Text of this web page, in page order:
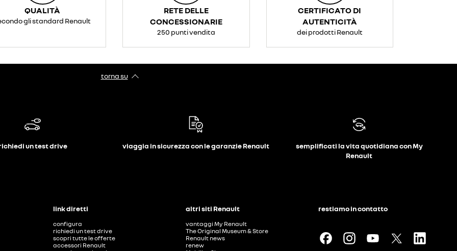
QUALITÀ
gli standard Renault
RETE DELLE
CONCESSIONARIE
250 punti vendita
CERTIFICATO DI
AUTENTICITÀ
dei prodotti Renault
torna su
un test drive viaggia in sicurezza con le garanzie Renault
semplificati la vita quotidiana con My
Renault
link diretti
configura
richiedi un test drive
scopri tutte le offerte
accessori Renault
altri siti Renault
vantaggi My Renault
The Original Museum & Store
Renault news
renew
restiamo in contatto